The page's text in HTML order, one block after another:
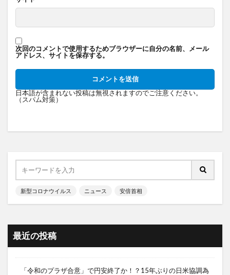
次回のコメントで使用するためブラウザーに自分の名前、メール
アドレス、サイトを保存する。
日本語が含まれない投稿は無視されますのでご注意ください。
（スパム対策）
新型コロナウイルス ニュース 安倍首相
最近の投稿
「令和のプラザ合意」で円安終了か！？15年ぶりの日米協調為